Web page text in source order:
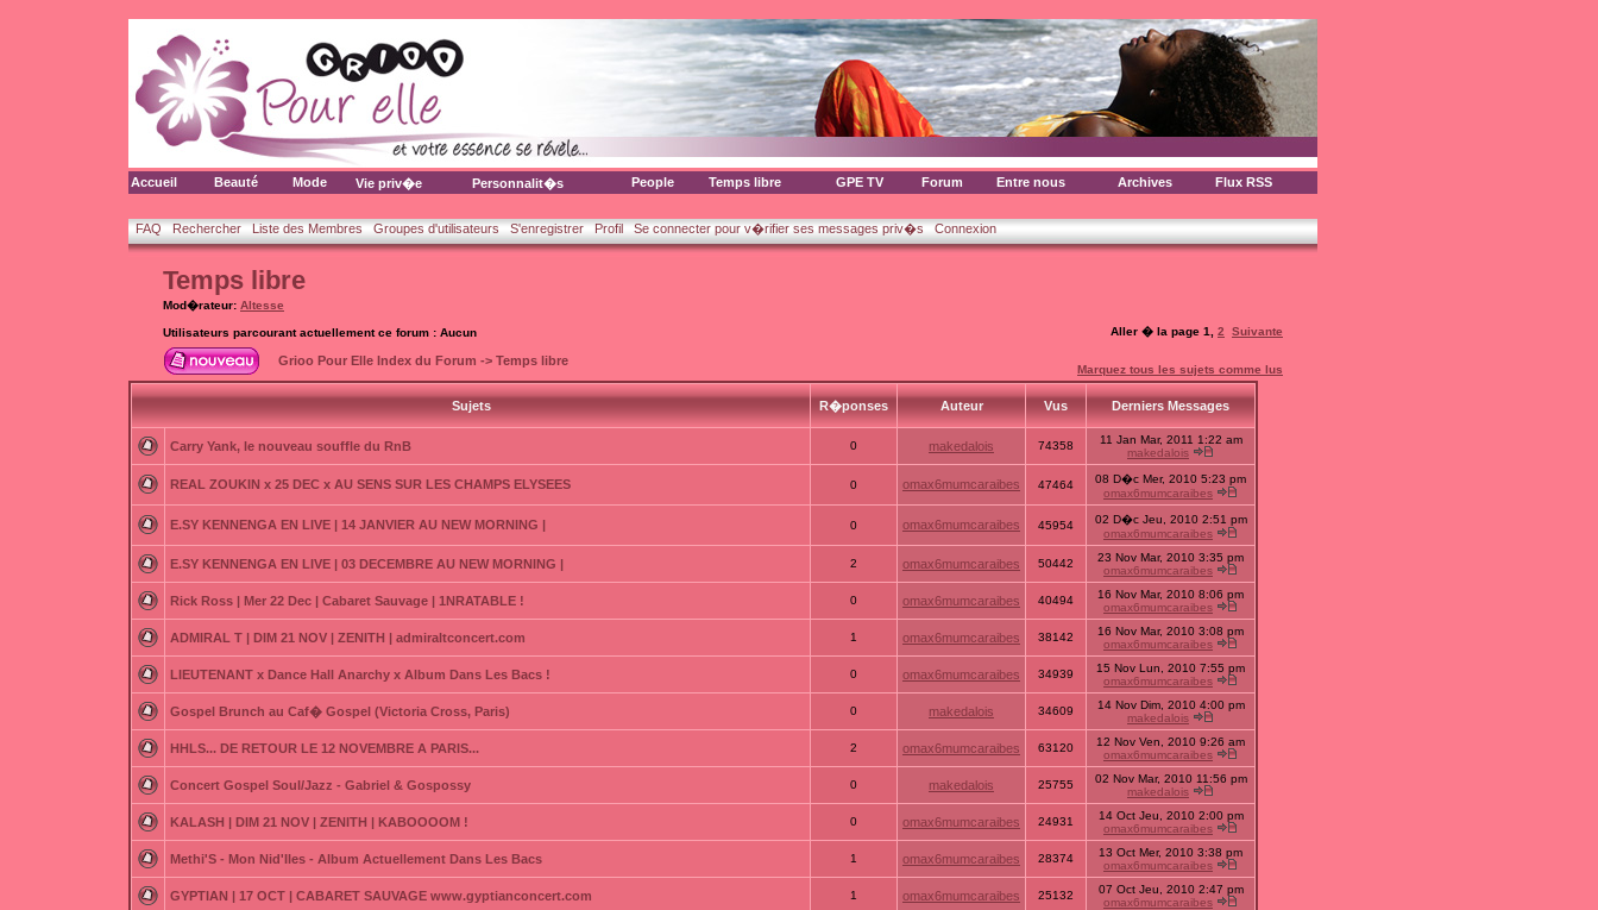
Accueil Beauté Mode Vie priv�e Personnalit�s People Temps libre GPE TV Forum Entre nous Archives Flux RSS
FAQ Rechercher Liste des Membres Groupes d'utilisateurs S'enregistrer Profil Se connecter pour v�rifier ses messages priv�s Connexion
Temps libre
Mod�rateur: Altesse
Utilisateurs parcourant actuellement ce forum : Aucun Aller � la page 1 2 Suivante
Grioo Pour Elle Index du Forum -> Temps libre
Marquez tous les sujets comme lus
Sujets R�ponses Auteur Vus Derniers Messages
Carry Yank, le nouveau souffle du RnB 0 makedalois 74358
11 Jan Mar, 2011 1:22 am
makedalois
REAL ZOUKIN x 25 DEC x AU SENS SUR LES CHAMPS ELYSEES 0 omax6mumcaraibes 47464
08 D�c Mer, 2010 5:23 pm
omax6mumcaraibes
E.SY KENNENGA EN LIVE | 14 JANVIER AU NEW MORNING | 0 omax6mumcaraibes 45954
02 D�c Jeu, 2010 2:51 pm
omax6mumcaraibes
E.SY KENNENGA EN LIVE | 03 DECEMBRE AU NEW MORNING | 2 omax6mumcaraibes 50442
23 Nov Mar, 2010 3:35 pm
omax6mumcaraibes
Rick Ross | Mer 22 Dec | Cabaret Sauvage | 1NRATABLE ! 0 omax6mumcaraibes 40494
16 Nov Mar, 2010 8:06 pm
omax6mumcaraibes
ADMIRAL T | DIM 21 NOV | ZENITH | admiraltconcert.com 1 omax6mumcaraibes 38142
16 Nov Mar, 2010 3:08 pm
omax6mumcaraibes
LIEUTENANT x Dance Hall Anarchy x Album Dans Les Bacs ! 0 omax6mumcaraibes 34939
15 Nov Lun, 2010 7:55 pm
omax6mumcaraibes
Gospel Brunch au Caf� Gospel (Victoria Cross, Paris) 0 makedalois 34609
14 Nov Dim, 2010 4:00 pm
makedalois
HHLS... DE RETOUR LE 12 NOVEMBRE A PARIS... 2 omax6mumcaraibes 63120
12 Nov Ven, 2010 9:26 am
omax6mumcaraibes
Concert Gospel Soul/Jazz - Gabriel & Gospossy 0 makedalois 25755
02 Nov Mar, 2010 11:56 pm
makedalois
KALASH | DIM 21 NOV | ZENITH | KABOOOOM ! 0 omax6mumcaraibes 24931
14 Oct Jeu, 2010 2:00 pm
omax6mumcaraibes
Methi'S - Mon Nid'Iles - Album Actuellement Dans Les Bacs 1 omax6mumcaraibes 28374
13 Oct Mer, 2010 3:38 pm
omax6mumcaraibes
GYPTIAN | 17 OCT | CABARET SAUVAGE www.gyptianconcert.com 1 omax6mumcaraibes 25132
07 Oct Jeu, 2010 2:47 pm
omax6mumcaraibes